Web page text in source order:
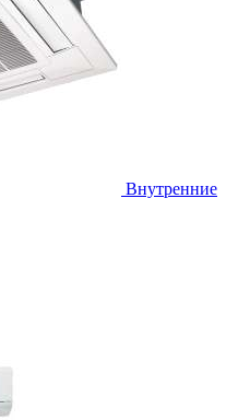
Внутренние